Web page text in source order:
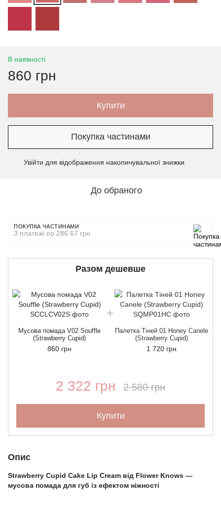
В наявності
860 грн
Купити
Покупка частинами
Увійти для відображення накопичувальної знижки
До обраного
ПОКУПКА ЧАСТИНАМИ
3 платежі по 286.67 грн
Разом дешевше
Мусова помада V02 Souffle
(Strawberry Cupid)
860 грн
Палетка Тіней 01 Honey Canele
(Strawberry Cupid)
1 720 грн
2 322 грн 2 580 грн
Купити
Опис
Strawberry Cupid Cake Lip Cream від Flower Knows —
мусова помада для губ із ефектом ніжності